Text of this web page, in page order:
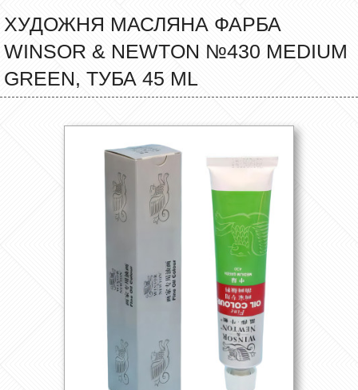
ХУДОЖНЯ МАСЛЯНА ФАРБА
WINSOR & NEWTON №430 MEDIUM
GREEN, ТУБА 45 ML